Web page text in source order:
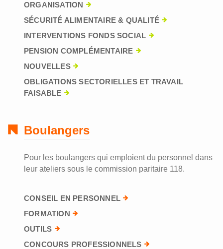
ORGANISATION
SÉCURITÉ ALIMENTAIRE & QUALITÉ
INTERVENTIONS FONDS SOCIAL
PENSION COMPLÉMENTAIRE
NOUVELLES
OBLIGATIONS SECTORIELLES ET TRAVAIL
FAISABLE
Boulangers
Pour les boulangers qui emploient du personnel dans
leur ateliers sous le commission paritaire 118.
CONSEIL EN PERSONNEL
FORMATION
OUTILS
CONCOURS PROFESSIONNELS